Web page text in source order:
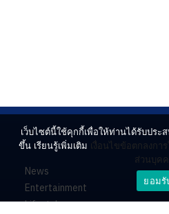
News
Entertainment
Lifestyle
เว็บไซต์นี้ใช้คุกกี้เพื่อให้ท่านได้รับประ
ขึ้น เรียนรู้เพิ่มเติม เงื่อนไขข้อตกลงกา
ส่วนบุค
ยอมรั